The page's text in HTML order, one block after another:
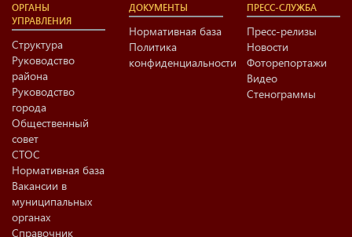
ОРГАНЫ
УПРАВЛЕНИЯ
Структура
Руководство
района
Руководство
города
Общественный
совет
СТОС
Нормативная база
Вакансии в
муниципальных
органах
Справочник
ДОКУМЕНТЫ
Нормативная база
Политика
конфиденциальности
ПРЕСС-СЛУЖБА
Пресс-релизы
Новости
Фоторепортажи
Видео
Стенограммы